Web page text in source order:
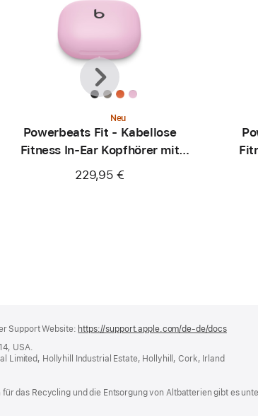
Neu
Powerbeats Fit - Kabellose
Fitness In-Ear Kopfhörer mit
sicherem Sitz - Powerpink
229,95 €
Zurück
Weiter
Support Website: https://support.apple.com/de-de/docs(öffnet
USA.
Limited, Hollyhill Industrial Estate, Hollyhill, Cork, Irland
das Recycling und die Entsorgung von Altbatterien gibt es